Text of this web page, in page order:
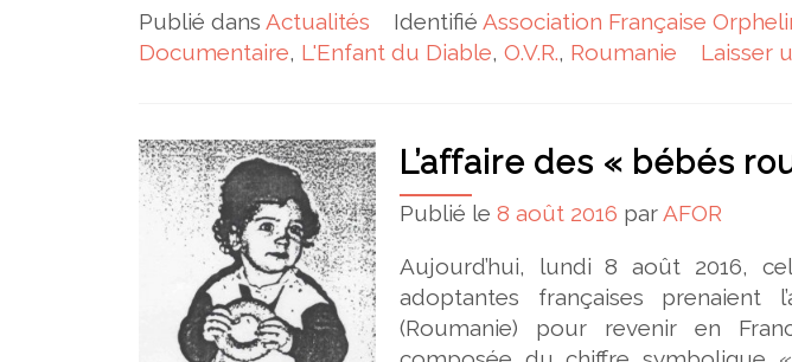
Publié dans Actualités Identifié Association Française
Documentaire, L'Enfant du Diable, O.V.R., Roumanie Laisser
L’affaire des « bébés
Publié le 8 août 2016 par AFOR
Aujourd’hui, lundi 8 août 2016,
adoptantes françaises prenaient
(Roumanie) pour revenir en